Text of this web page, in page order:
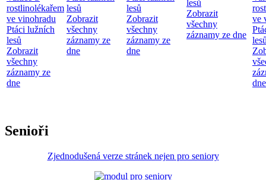
rostlinolékařem
ve vinohradu
Ptáci lužních
lesů
Zobrazit
všechny
záznamy ze
dne
lesů
Zobrazit
všechny
záznamy ze
dne
lesů
Zobrazit
všechny
záznamy ze
dne
lesů
Zobrazit
všechny
záznamy ze dne
ve
dne
Senioři
Zjednodušená verze stránek nejen pro seniory